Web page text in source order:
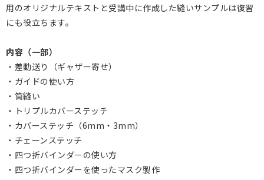
用のオリジナルテキストと受講中に作成した縫いサンプルは復習
にも役立ちます。
内容（一部）
・差動送り（ギャザー寄せ）
・ガイドの使い方
・筒縫い
・トリプルカバーステッチ
・カバーステッチ（6mm・3mm）
・チェーンステッチ
・四つ折バインダーの使い方
・四つ折バインダーを使ったマスク製作